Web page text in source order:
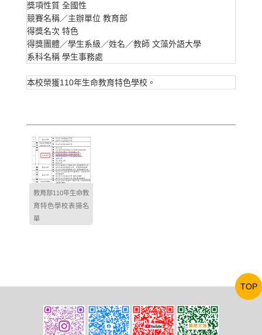
獎項性質 全國性
競賽名稱／主辦單位 教育部
得獎名次 特色
得獎團體／學生系級／姓名／教師 文藻外語大學
系科名稱 學生事務處
本校榮獲110年生命教育特色學校。
教育部110年生命教
育特色學校表揚名
單
TOP